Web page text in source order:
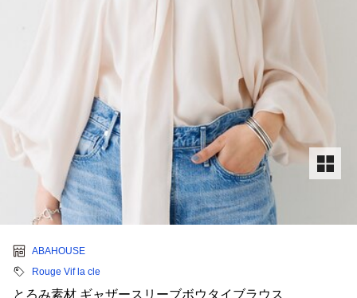
ABAHOUSE
Rouge Vif la cle
とろみ素材 ギャザースリーブボウタイブラウス